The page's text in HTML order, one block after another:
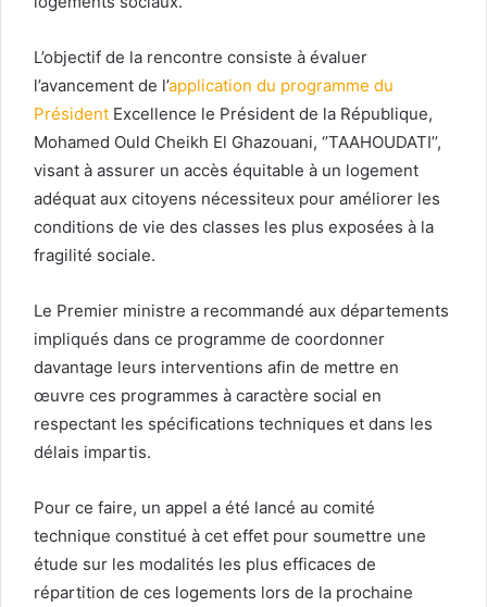
L’objectif de la rencontre consiste à évaluer
l’avancement de l’application du programme du
Président Excellence le Président de la République,
Mohamed Ould Cheikh El Ghazouani, ‘’TAAHOUDATI’’,
visant à assurer un accès équitable à un logement
adéquat aux citoyens nécessiteux pour améliorer les
conditions de vie des classes les plus exposées à la
fragilité sociale.
Le Premier ministre a recommandé aux départements
impliqués dans ce programme de coordonner
davantage leurs interventions afin de mettre en
œuvre ces programmes à caractère social en
respectant les spécifications techniques et dans les
délais impartis.
Pour ce faire, un appel a été lancé au comité
technique constitué à cet effet pour soumettre une
étude sur les modalités les plus efficaces de
répartition de ces logements lors de la prochaine